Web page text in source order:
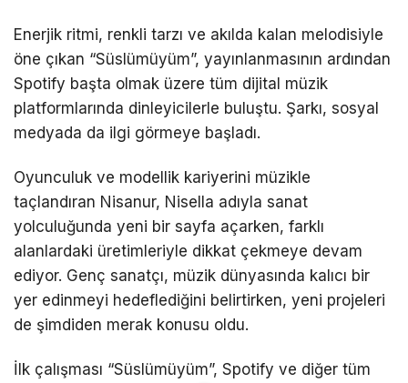
Enerjik ritmi, renkli tarzı ve akılda kalan melodisiyle
öne çıkan “Süslümüyüm”, yayınlanmasının ardından
Spotify başta olmak üzere tüm dijital müzik
platformlarında dinleyicilerle buluştu. Şarkı, sosyal
medyada da ilgi görmeye başladı.
Oyunculuk ve modellik kariyerini müzikle
taçlandıran Nisanur, Nisella adıyla sanat
yolculuğunda yeni bir sayfa açarken, farklı
alanlardaki üretimleriyle dikkat çekmeye devam
ediyor. Genç sanatçı, müzik dünyasında kalıcı bir
yer edinmeyi hedeflediğini belirtirken, yeni projeleri
de şimdiden merak konusu oldu.
İlk çalışması “Süslümüyüm”, Spotify ve diğer tüm